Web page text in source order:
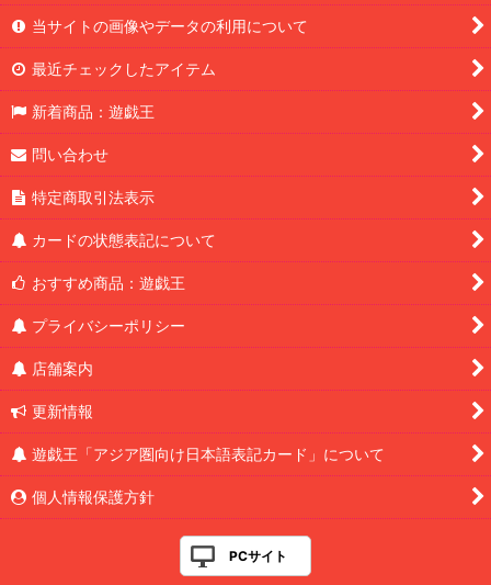
当サイトの画像やデータの利用について
最近チェックしたアイテム
新着商品：遊戯王
問い合わせ
特定商取引法表示
カードの状態表記について
おすすめ商品：遊戯王
プライバシーポリシー
店舗案内
更新情報
遊戯王「アジア圏向け日本語表記カード」について
個人情報保護方針
PCサイト